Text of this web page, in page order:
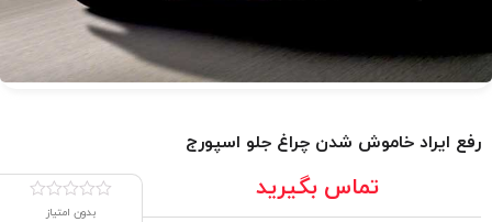
رفع ایراد خاموش شدن چراغ جلو اسپورج
تماس بگیرید
بدون امتیاز